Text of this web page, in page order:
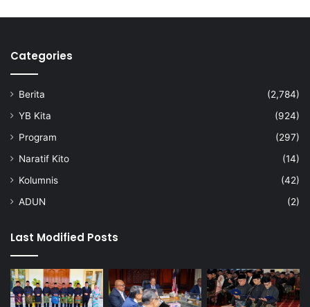
Categories
Berita
(2,784)
YB Kita
(924)
Program
(297)
Naratif Kito
(14)
Kolumnis
(42)
ADUN
(2)
Last Modified Posts